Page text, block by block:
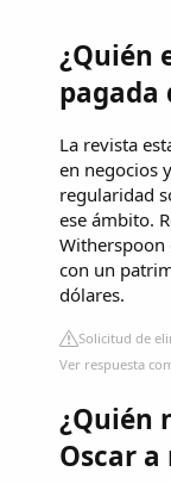
¿Quién
pagada
La revista
en negocios
regularidad
ese ámbito.
Witherspoon
con un
dólares.
Solicitud de
Ver respuesta
¿Quién
Oscar